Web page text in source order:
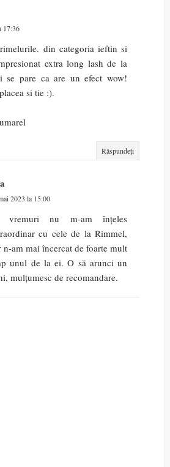
17:36
din categoria ieftin si
extra long lash de la
se pare ca are un efect wow!
si tie :).
Răspundeți
2023 la 15:00
vremuri nu m-am înțeles
cu cele de la Rimmel,
n-am mai încercat de foarte mult
unul de la ei. O să arunci un
mulțumesc de recomandare.